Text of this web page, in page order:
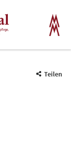
Teilen